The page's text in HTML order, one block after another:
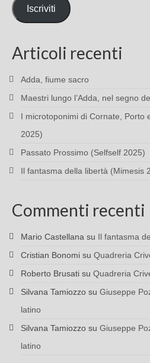
Iscriviti
Articoli recenti
Adda, fiume sacro
Maestri lungo l’Adda, nel segno
I microtoponimi di Cornate, Porto
2025)
Passato Prossimo (Selfself 2025)
Il fantasma della libertà (Mimesis
Commenti recenti
Mario Castellana su Il fantasma
Cristian Bonomi su Quadreria
Roberto Brusati su Quadreria
Silvana Tamiozzo su Giuseppe
latino
Silvana Tamiozzo su Giuseppe
latino